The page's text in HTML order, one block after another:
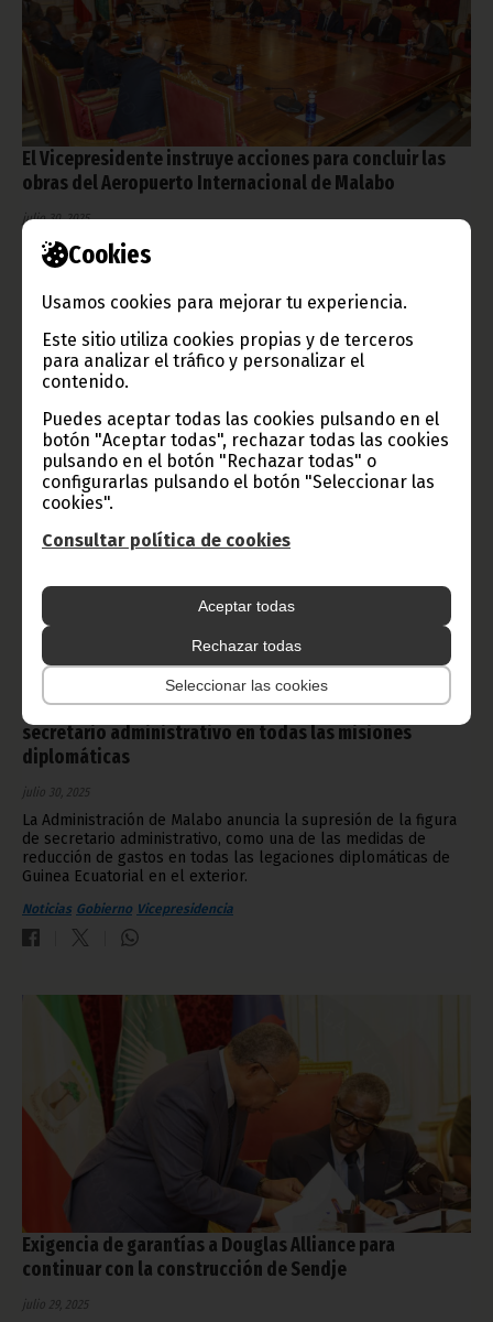
Cookies
Usamos cookies para mejorar tu experiencia.
Este sitio utiliza cookies propias y de terceros
para analizar el tráfico y personalizar el
contenido.
Puedes aceptar todas las cookies pulsando en el
botón "Aceptar todas", rechazar todas las cookies
pulsando en el botón "Rechazar todas" o
configurarlas pulsando el botón "Seleccionar las
cookies".
Consultar política de cookies
Aceptar todas
Rechazar todas
Seleccionar las cookies
El Vicepresidente instruye acciones para concluir las
obras del Aeropuerto Internacional de Malabo
julio 30, 2025
En el marco del seguimiento de las obras de rehabilitación del
Aeropuerto Internacional de Malabo, S.E. Nguema Obiang
representantes de Coordinación Administrativa, Aviación Civil, el
designados para evaluar el estado actual del proyecto.
Noticias Gobierno Vicepresidencia
La Administración de Malabo elimina la figura de
secretario administrativo en todas las misiones
diplomáticas
julio 30, 2025
La Administración de Malabo anuncia la supresión de la figura
de secretario administrativo, como una de las medidas de
reducción de gastos en todas las legaciones diplomáticas de
Guinea Ecuatorial en el exterior.
Noticias Gobierno Vicepresidencia
Exigencia de garantías a Douglas Alliance para
continuar con la construcción de Sendje
julio 29, 2025